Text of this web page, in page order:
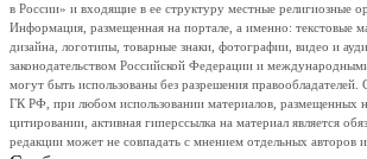
в России» и входящие в ее структуру местные религиозные
Информация, размещенная на портале, а именно: текстовые
дизайна, логотипы, товарные знаки, фотографии, видео и
законодательством Российской Федерации и
могут быть использованы без разрешения правообладателей.
ГК РФ, при любом использовании материалов, размещенных
цитировании, активная гиперссылка на материал является
редакции может не совпадать с мнением отдельных авторов и